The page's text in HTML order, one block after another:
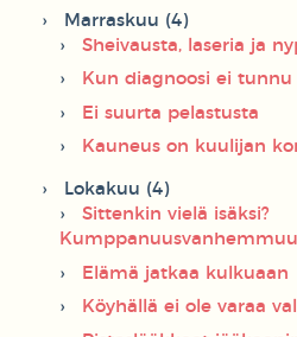
Marraskuu (4)
Sheivausta, laseria ja
Kun diagnoosi ei
Ei suurta pelastusta
Kauneus on kuulijan
Lokakuu (4)
Sittenkin vielä isäksi?
Elämä jatkaa kulkuaan
Köyhällä ei ole varaa